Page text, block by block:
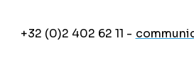
+32 (0)2 402 62 11 -